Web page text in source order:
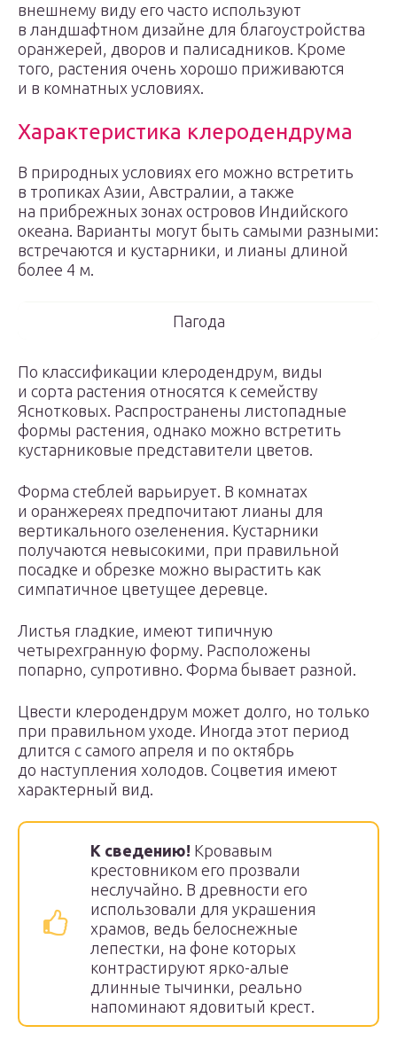
внешнему виду его часто используют
в ландшафтном дизайне для благоустройства
оранжерей, дворов и палисадников. Кроме
того, растения очень хорошо приживаются
и в комнатных условиях.
Характеристика клеродендрума
В природных условиях его можно встретить
в тропиках Азии, Австралии, а также
на прибрежных зонах островов Индийского
океана. Варианты могут быть самыми разными:
встречаются и кустарники, и лианы длиной
более 4 м.
Пагода
По классификации клеродендрум, виды
и сорта растения относятся к семейству
Яснотковых. Распространены листопадные
формы растения, однако можно встретить
кустарниковые представители цветов.
Форма стеблей варьирует. В комнатах
и оранжереях предпочитают лианы для
вертикального озеленения. Кустарники
получаются невысокими, при правильной
посадке и обрезке можно вырастить как
симпатичное цветущее деревце.
Листья гладкие, имеют типичную
четырехгранную форму. Расположены
попарно, супротивно. Форма бывает разной.
Цвести клеродендрум может долго, но только
при правильном уходе. Иногда этот период
длится с самого апреля и по октябрь
до наступления холодов. Соцветия имеют
характерный вид.
К сведению! Кровавым
крестовником его прозвали
неслучайно. В древности его
использовали для украшения
храмов, ведь белоснежные
лепестки, на фоне которых
контрастируют ярко-алые
длинные тычинки, реально
напоминают ядовитый крест.